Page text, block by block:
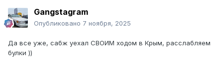
Gangstagram
Опубликовано 7 ноября, 2025
Да все уже, сабж уехал СВОИМ ходом в Крым, расслабляем
булки ))